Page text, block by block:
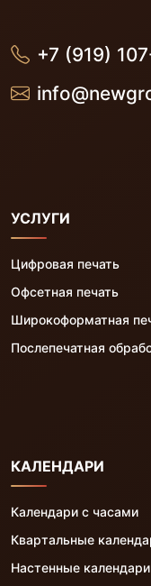
+7 (919)
УСЛУГИ
Цифровая печать
Офсетная печать
Широкоформатная
Послепечатная
КАЛЕНДАРИ
Календари с часами
Квартальные
Настенные календари